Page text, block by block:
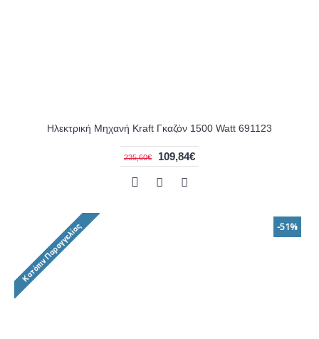
Ηλεκτρική Μηχανή Kraft Γκαζόν 1500 Watt 691123
235,60€ 109,84€
-51%